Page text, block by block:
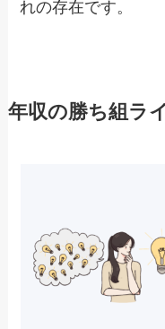
れの存在です。
年収の勝ち組ラ